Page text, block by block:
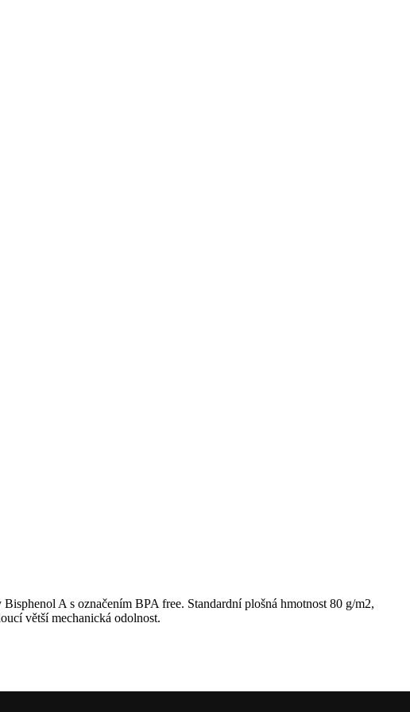
A s označením BPA free. Standardní plošná hmotnost 80 g/m2,
větší mechanická odolnost.